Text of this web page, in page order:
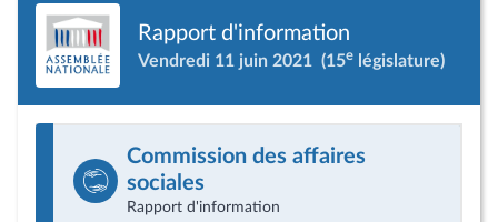
Rapport d'information
Vendredi 11 juin 2021 (15e législature)
Commission des affaires
sociales
Rapport d'information